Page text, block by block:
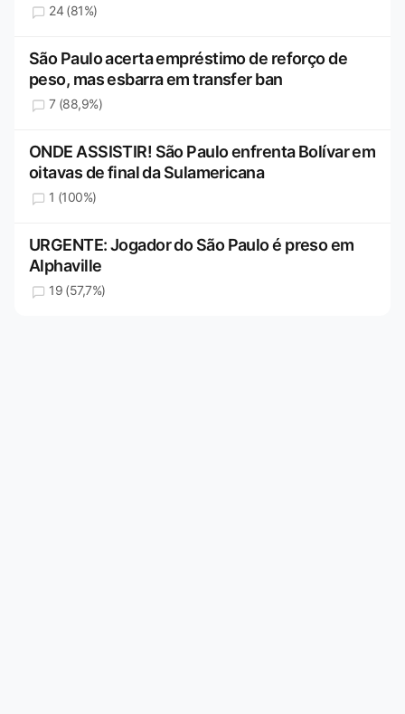
24 (81%)
São Paulo acerta empréstimo de reforço de
peso, mas esbarra em transfer ban
7 (88,9%)
ONDE ASSISTIR! São Paulo enfrenta Bolívar em
oitavas de final da Sulamericana
1 (100%)
URGENTE: Jogador do São Paulo é preso em
Alphaville
19 (57,7%)